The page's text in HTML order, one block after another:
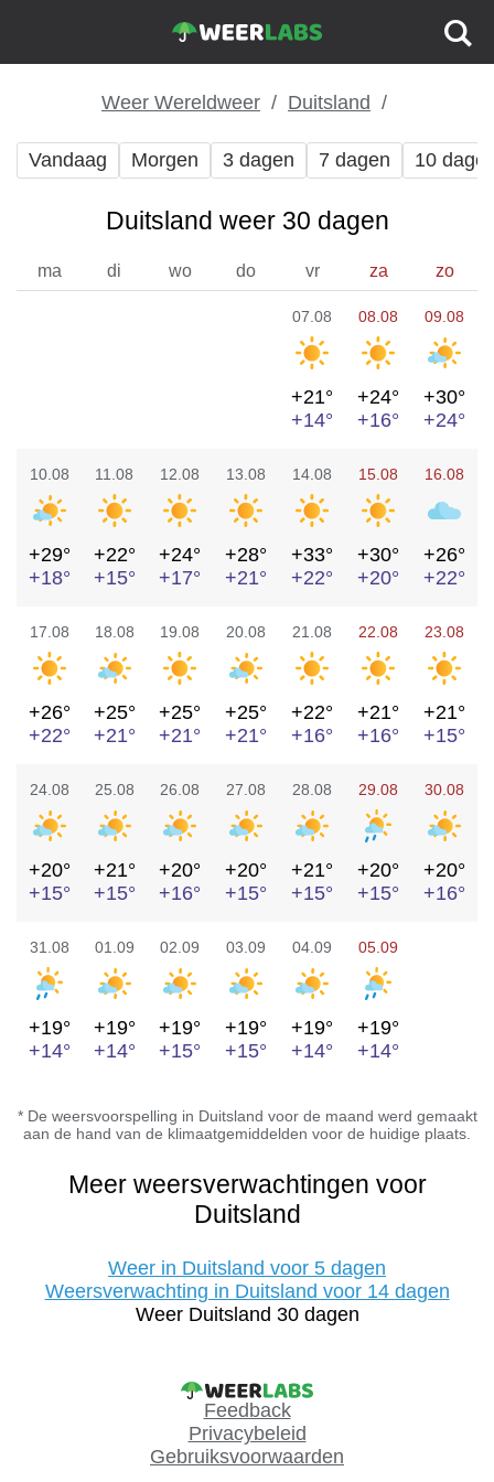
Weer Wereldweer Duitsland
Vandaag Morgen 3 dagen 7 dagen 10
Duitsland weer 30 dagen
ma di wo do vr za zo
07.08
+21°
+14°
08.08
+24°
+16°
09.08
+30°
+24°
10.08
+29°
+18°
11.08
+22°
+15°
12.08
+24°
+17°
13.08
+28°
+21°
14.08
+33°
+22°
15.08
+30°
+20°
16.08
+26°
+22°
17.08
+26°
+22°
18.08
+25°
+21°
19.08
+25°
+21°
20.08
+25°
+21°
21.08
+22°
+16°
22.08
+21°
+16°
23.08
+21°
+15°
24.08
+20°
+15°
25.08
+21°
+15°
26.08
+20°
+16°
27.08
+20°
+15°
28.08
+21°
+15°
29.08
+20°
+15°
30.08
+20°
+16°
31.08
+19°
+14°
01.09
+19°
+14°
02.09
+19°
+15°
03.09
+19°
+15°
04.09
+19°
+14°
05.09
+19°
+14°
* De weersvoorspelling in Duitsland voor de maand werd gemaakt
aan de hand van de klimaatgemiddelden voor de huidige plaats.
Meer weersverwachtingen voor
Duitsland
Weer in Duitsland voor 5 dagen
Weersverwachting in Duitsland voor 14 dagen
Weer Duitsland 30 dagen
Feedback
Privacybeleid
Gebruiksvoorwaarden